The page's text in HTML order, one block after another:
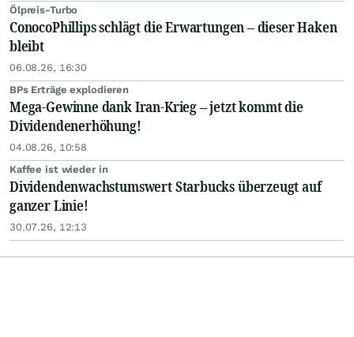
Ölpreis-Turbo
ConocoPhillips schlägt die Erwartungen – dieser Haken
bleibt
06.08.26, 16:30
BPs Erträge explodieren
Mega-Gewinne dank Iran-Krieg – jetzt kommt die
Dividendenerhöhung!
04.08.26, 10:58
Kaffee ist wieder in
Dividendenwachstumswert Starbucks überzeugt auf
ganzer Linie!
30.07.26, 12:13